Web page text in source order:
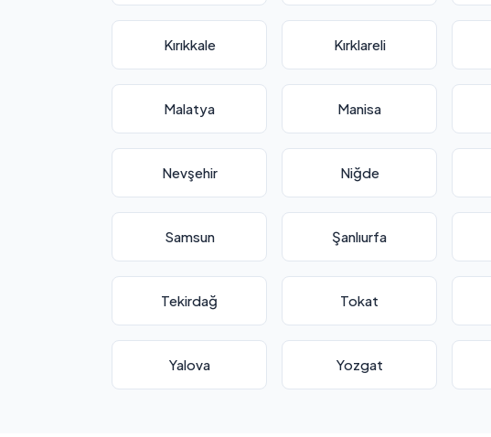
Kırıkkale Kırklareli
Malatya Manisa
Nevşehir Niğde
Samsun Şanlıurfa
Tekirdağ Tokat
Yalova Yozgat